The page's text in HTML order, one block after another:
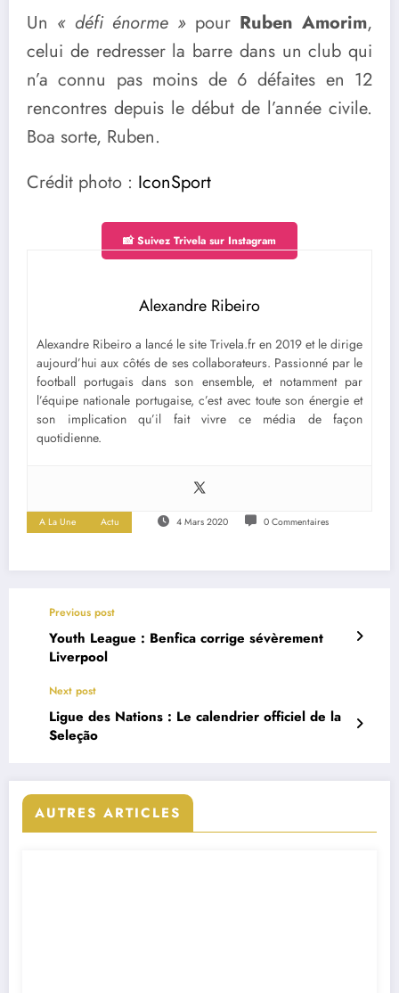
Un « défi énorme » pour Ruben Amorim,
celui de redresser la barre dans un club qui
n’a connu pas moins de 6 défaites en 12
rencontres depuis le début de l’année civile.
Boa sorte, Ruben.
Crédit photo : IconSport
📸 Suivez Trivela sur Instagram
Alexandre Ribeiro
Alexandre Ribeiro a lancé le site Trivela.fr en 2019 et le dirige
aujourd’hui aux côtés de ses collaborateurs. Passionné par le
football portugais dans son ensemble, et notamment par
l’équipe nationale portugaise, c’est avec toute son énergie et
son implication qu’il fait vivre ce média de façon
quotidienne.
A La Une Actu 4 Mars 2020 0 Commentaires
Previous post
Youth League : Benfica corrige sévèrement
Liverpool
Next post
Ligue des Nations : Le calendrier officiel de la
Seleção
AUTRES ARTICLES